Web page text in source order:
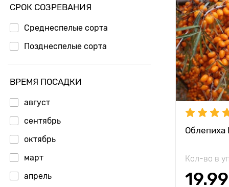
СРОК СОЗРЕВАНИЯ
Среднеспелые сорта
Позднеспелые сорта
ВРЕМЯ ПОСАДКИ
август
сентябрь
октябрь
март
апрель
Облепиха
Кол-во в
19.99
Высота
Растояние
растениями
Вес плода